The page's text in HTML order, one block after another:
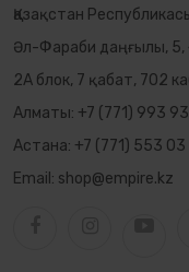
Қазақстан
Әл-Фараби даңғылы, 5,
2А блок, 7 қабат, 702
Алматы: +7 (771) 993
Астана: +7 (771) 553
Email: shop@empire.kz